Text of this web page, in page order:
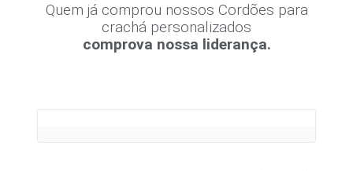
Quem já comprou nossos Cordões para
crachá personalizados
comprova nossa liderança.